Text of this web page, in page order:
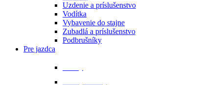
Uzdenie a príslušenstvo
Vodítka
Vybavenie do stajne
Zubadlá a príslušenstvo
Podbrušníky
Pre jazdca